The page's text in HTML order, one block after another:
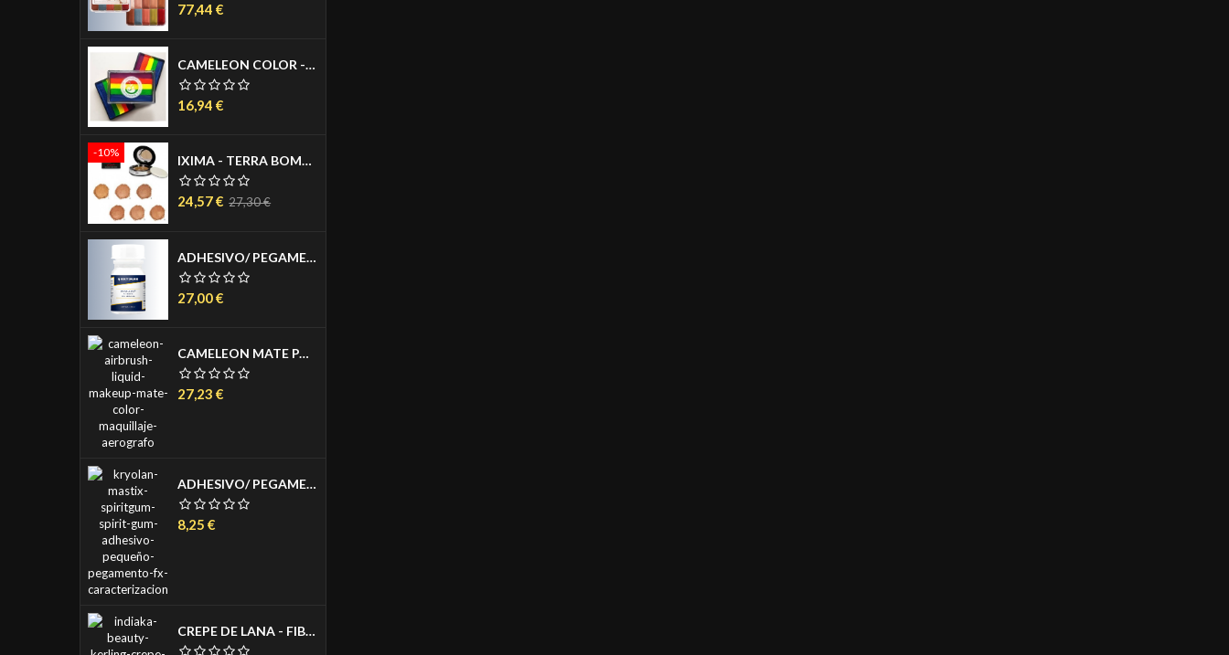
Precio
77,44 €
CAMELEON COLOR - BLOCKS AGUACOLOR PASTILLA 30 GR.
Precio
16,94 €
-10%
IXIMA - TERRA BOMBATA - BACKED BRONZER - POLVOS BRONCEADORES - SEDOSOS Y MICRO FINOS 12GR
Precio
24,57 € Precio
27,30 €
ADHESIVO/ PEGAMENTO PARA PRÓTESIS - PROS AIDE 50 ML.
Precio
27,00 €
CAMELEON MATE PARA AERÓGRAFO 50 ML.
Precio
27,23 €
ADHESIVO/ PEGAMENTO - MASTIX SPIRIT GUM 12 ML.
Precio
8,25 €
CREPE DE LANA - FIBRA DE LANA PARA SIMULAR PELO HUMANO DE 1 METRO